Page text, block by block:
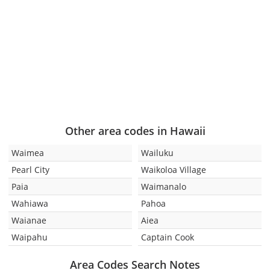
Other area codes in Hawaii
Waimea
Pearl City
Paia
Wahiawa
Waianae
Waipahu
Wailuku
Waikoloa Village
Waimanalo
Pahoa
Aiea
Captain Cook
Area Codes Search Notes